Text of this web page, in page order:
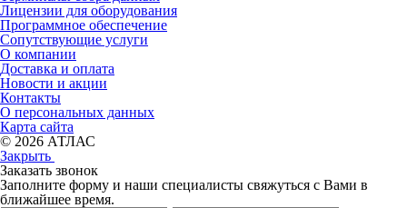
Лицензии для оборудования
Программное обеспечение
Сопутствующие услуги
О компании
Доставка и оплата
Новости и акции
Контакты
О персональных данных
Карта сайта
© 2026 АТЛАС
Закрыть
Заказать звонок
Заполните форму и наши специалисты свяжуться с Вами в
ближайшее время.